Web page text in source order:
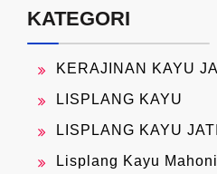
KATEGORI
KERAJINAN KAYU
LISPLANG KAYU
LISPLANG KAYU
Lisplang Kayu Mahoni